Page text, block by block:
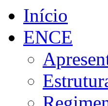
Início
ENCE